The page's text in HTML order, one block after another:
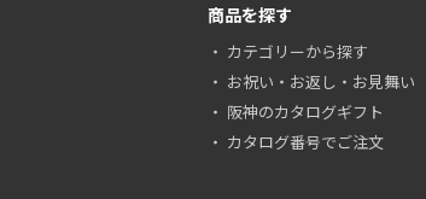
商品を探す
カテゴリーから探す
お祝い・お返し・お見舞い
阪神のカタログギフト
カタログ番号でご注文